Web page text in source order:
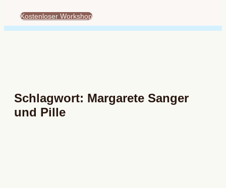
Kostenloser Workshop
Schlagwort: Margarete Sanger
und Pille